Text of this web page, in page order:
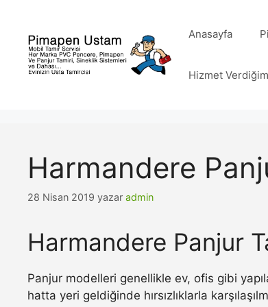
Anasayfa
Hizmet
Harmandere
28 Nisan 2019 yazar admin
Harmandere Panjur
Panjur modelleri genellikle ev, ofis gibi
hatta yeri geldiğinde hırsızlıklarla